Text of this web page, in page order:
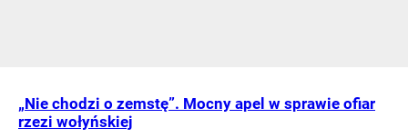
„Nie chodzi o zemstę”. Mocny apel w sprawie ofiar
rzezi wołyńskiej